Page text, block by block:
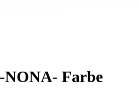
-NONA- Farbe